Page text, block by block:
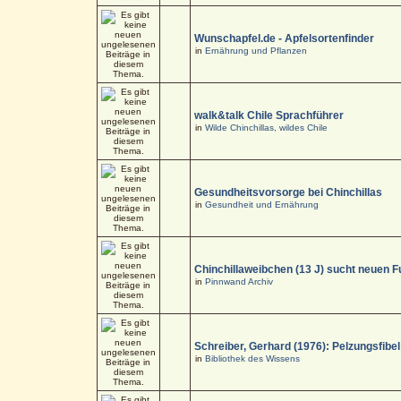
Wunschapfel.de - Apfelsortenfinder
in Ernährung und Pflanzen
walk&talk Chile Sprachführer
in Wilde Chinchillas, wildes Chile
Gesundheitsvorsorge bei Chinchillas
in Gesundheit und Ernährung
Chinchillaweibchen (13 J) sucht neuen
in Pinnwand Archiv
Schreiber, Gerhard (1976): Pelzungsfibel
in Bibliothek des Wissens